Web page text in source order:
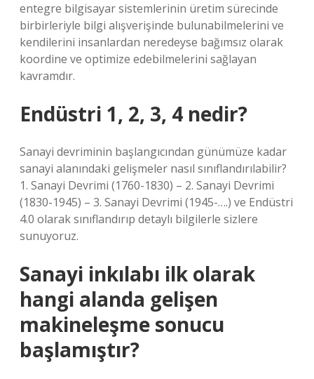
entegre bilgisayar sistemlerinin üretim sürecinde
birbirleriyle bilgi alışverişinde bulunabilmelerini ve
kendilerini insanlardan neredeyse bağımsız olarak
koordine ve optimize edebilmelerini sağlayan
kavramdır.
Endüstri 1, 2, 3, 4 nedir?
Sanayi devriminin başlangıcından günümüze kadar
sanayi alanındaki gelişmeler nasıl sınıflandırılabilir?
1. Sanayi Devrimi (1760-1830) – 2. Sanayi Devrimi
(1830-1945) – 3. Sanayi Devrimi (1945-….) ve Endüstri
4.0 olarak sınıflandırıp detaylı bilgilerle sizlere
sunuyoruz.
Sanayi inkılabı ilk olarak
hangi alanda gelişen
makineleşme sonucu
başlamıştır?